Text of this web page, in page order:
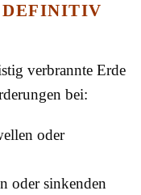
DEFINITIV
verbrannte Erde
bei:
oder
oder sinkenden